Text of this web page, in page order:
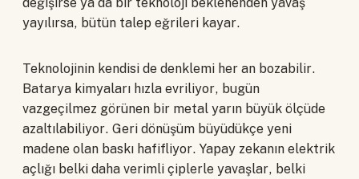
değişirse ya da bir teknoloji beklenenden yavaş
yayılırsa, bütün talep eğrileri kayar.
Teknolojinin kendisi de denklemi her an bozabilir.
Batarya kimyaları hızla evriliyor, bugün
vazgeçilmez görünen bir metal yarın büyük ölçüde
azaltılabiliyor. Geri dönüşüm büyüdükçe yeni
madene olan baskı hafifliyor. Yapay zekanın elektrik
açlığı belki daha verimli çiplerle yavaşlar, belki